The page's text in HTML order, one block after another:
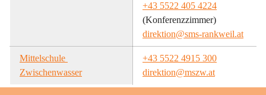
+43 5522 405 4224
(Konferenzzimmer)
direktion@sms-rankweil.at
Mittelschule
Zwischenwasser
+43 5522 4915 300
direktion@mszw.at